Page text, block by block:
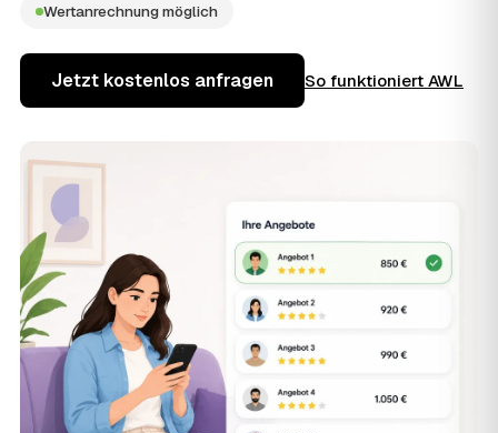
Wertanrechnung möglich
Jetzt kostenlos anfragen So funktioniert AWL